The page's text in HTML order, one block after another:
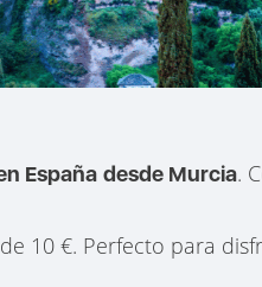
España desde Murcia.
10 €. Perfecto para